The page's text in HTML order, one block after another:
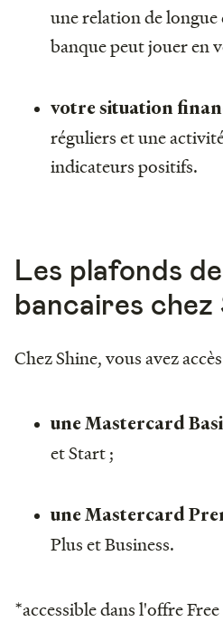
une relation de longue
banque peut jouer en
votre situation
réguliers et une
indicateurs positifs.
Les plafonds
bancaires chez
Chez Shine, vous avez
une Mastercard
et Start ;
une Mastercard
Plus et Business.
*accessible dans l'offre